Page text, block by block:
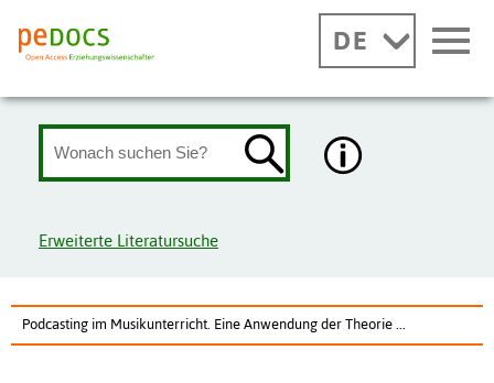
DE
Erweiterte Literatursuche
Podcasting im Musikunterricht. Eine Anwendung der Theorie ...